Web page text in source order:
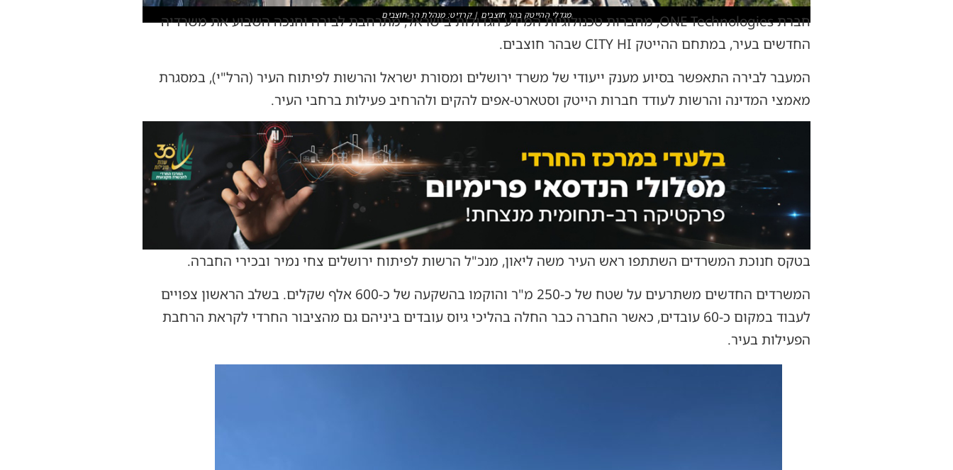
מגדלי ההייטק בהר חוצבים | קרדיט: מִנהלת הר-חוצבים
חברת ONE Technologies, מחברות טכנולוגיות המידע הגדולות בישראל, מתרחבת לבירה וחנכה השבוע את משרדיה
החדשים בעיר, במתחם ההייטק CITY HI שבהר חוצבים.
המעבר לבירה התאפשר בסיוע מענק ייעודי של משרד ירושלים ומסורת ישראל והרשות לפיתוח העיר (הרל"י), במסגרת
מאמצי המדינה והרשות לעודד חברות הייטק וסטארט-אפים להקים ולהרחיב פעילות ברחבי העיר.
בטקס חנוכת המשרדים השתתפו ראש העיר משה ליאון, מנכ"ל הרשות לפיתוח ירושלים צחי נמיר ובכירי החברה.
המשרדים החדשים משתרעים על שטח של כ-250 מ"ר והוקמו בהשקעה של כ-600 אלף שקלים. בשלב הראשון צפויים
לעבוד במקום כ-60 עובדים, כאשר החברה כבר החלה בהליכי גיוס עובדים ביניהם גם מהציבור החרדי לקראת הרחבת
הפעילות בעיר.